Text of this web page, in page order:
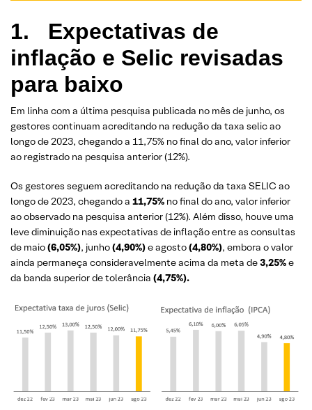
1. Expectativas de
inflação e Selic revisadas
para baixo
Em linha com a última pesquisa publicada no mês de junho, os
gestores continuam acreditando na redução da taxa selic ao
longo de 2023, chegando a 11,75% no final do ano, valor inferior
ao registrado na pesquisa anterior (12%).
Os gestores seguem acreditando na redução da taxa SELIC ao
longo de 2023, chegando a 11,75% no final do ano, valor inferior
ao observado na pesquisa anterior (12%). Além disso, houve uma
leve diminuição nas expectativas de inflação entre as consultas
de maio(6,05%), junho(4,90%)e agosto(4,80%), embora o valor
ainda permaneça consideravelmente acima da meta de3,25%e
da banda superior de tolerância (4,75%).